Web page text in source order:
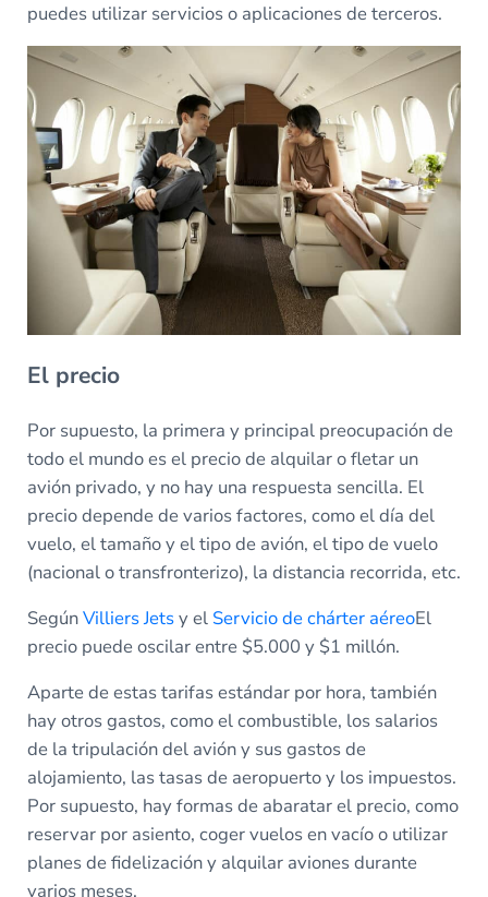
puedes utilizar servicios o aplicaciones de terceros.
El precio
Por supuesto, la primera y principal preocupación de
todo el mundo es el precio de alquilar o fletar un
avión privado, y no hay una respuesta sencilla. El
precio depende de varios factores, como el día del
vuelo, el tamaño y el tipo de avión, el tipo de vuelo
(nacional o transfronterizo), la distancia recorrida, etc.
SegúnVilliers Jetsy el Servicio de chárter aéreoEl
precio puede oscilar entre $5.000 y $1 millón.
Aparte de estas tarifas estándar por hora, también
hay otros gastos, como el combustible, los salarios
de la tripulación del avión y sus gastos de
alojamiento, las tasas de aeropuerto y los impuestos.
Por supuesto, hay formas de abaratar el precio, como
reservar por asiento, coger vuelos en vacío o utilizar
planes de fidelización y alquilar aviones durante
varios meses.